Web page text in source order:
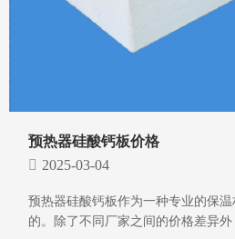
预热器硅酸钙板价格
2025-03-04
预热器硅酸钙板作为一种专业的保
的。除了不同厂家之间的价格差异外